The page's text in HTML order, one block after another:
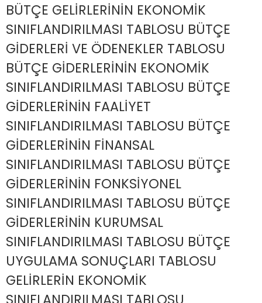
BÜTÇE GELİRLERİNİN EKONOMİK
SINIFLANDIRILMASI TABLOSU BÜTÇE
GİDERLERİ VE ÖDENEKLER TABLOSU
BÜTÇE GİDERLERİNİN EKONOMİK
SINIFLANDIRILMASI TABLOSU BÜTÇE
GİDERLERİNİN FAALİYET
SINIFLANDIRILMASI TABLOSU BÜTÇE
GİDERLERİNİN FİNANSAL
SINIFLANDIRILMASI TABLOSU BÜTÇE
GİDERLERİNİN FONKSİYONEL
SINIFLANDIRILMASI TABLOSU BÜTÇE
GİDERLERİNİN KURUMSAL
SINIFLANDIRILMASI TABLOSU BÜTÇE
UYGULAMA SONUÇLARI TABLOSU
GELİRLERİN EKONOMİK